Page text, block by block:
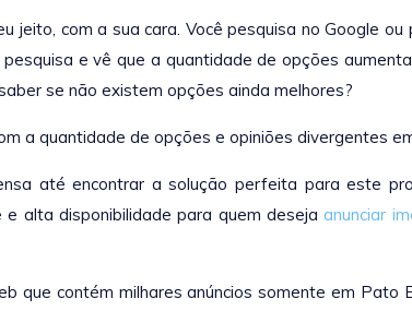
jeito, com a sua cara. Você pesquisa no Google
e vê que a quantidade de opções
se não existem opções ainda melhores?
a quantidade de opções e opiniões divergentes
até encontrar a solução perfeita para este
e alta disponibilidade para quem desejaanunciar
que contém milhares anúncios somente em